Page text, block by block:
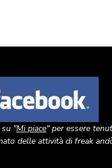
su "Mi piace" per essere
delle attività di freak